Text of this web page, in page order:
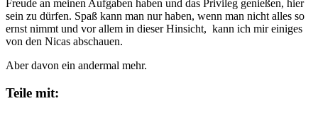
Freude an meinen Aufgaben haben und das Privileg genießen, hier
sein zu dürfen. Spaß kann man nur haben, wenn man nicht alles so
ernst nimmt und vor allem in dieser Hinsicht, kann ich mir einiges
von den Nicas abschauen.
Aber davon ein andermal mehr.
Teile mit: